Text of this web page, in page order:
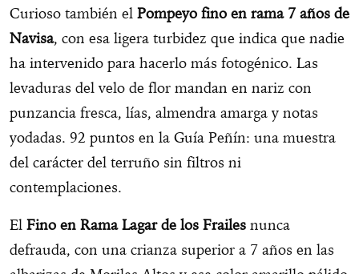
Curioso también el Pompeyo fino en rama 7 años de
Navisa, con esa ligera turbidez que indica que nadie
ha intervenido para hacerlo más fotogénico. Las
levaduras del velo de flor mandan en nariz con
punzancia fresca, lías, almendra amarga y notas
yodadas. 92 puntos en la Guía Peñín: una muestra
del carácter del terruño sin filtros ni
contemplaciones.
El Fino en Rama Lagar de los Frailes nunca
defrauda, con una crianza superior a 7 años en las